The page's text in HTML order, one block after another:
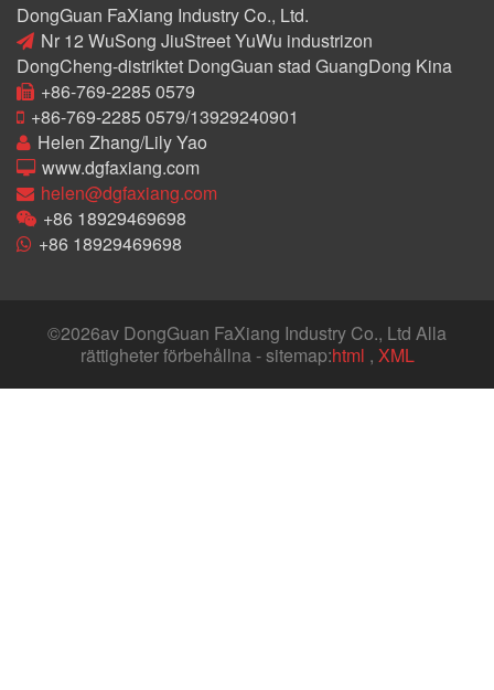
DongGuan FaXiang Industry Co., Ltd.
Nr 12 WuSong JiuStreet YuWu industrizon
DongCheng-distriktet DongGuan stad GuangDong Kina
+86-769-2285 0579
+86-769-2285 0579/13929240901
Helen Zhang/Lily Yao
www.dgfaxiang.com
helen@dgfaxiang.com
+86 18929469698
+86 18929469698
©2026av DongGuan FaXiang Industry Co., Ltd Alla
rättigheter förbehållna - sitemap:html , XML